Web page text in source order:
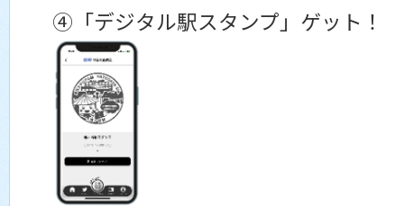
④「デジタル駅スタンプ」ゲット！